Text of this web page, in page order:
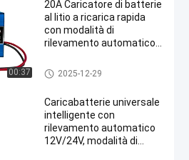
00:37
20A Caricatore di batterie
al litio a ricarica rapida
con modalità di
rilevamento automatico
riparazione dell'impulso
per batterie LiFePO4
caricatore della batteria al litio
2025-12-29
Caricabatterie universale
intelligente con
rilevamento automatico
12V/24V, modalità di